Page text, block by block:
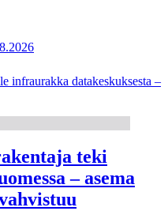
infraurakka datakeskuksesta –
teki
– asema